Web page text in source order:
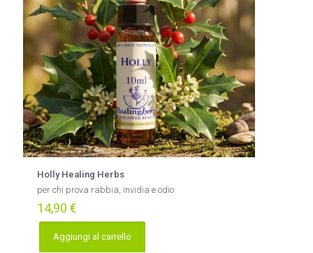
Holly Healing Herbs
per chi prova rabbia, invidia e odio
14,90 €
Aggiungi al carrello